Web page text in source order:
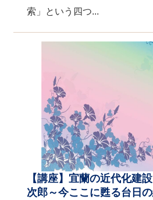
索」という四つ...
【講座】宜蘭の近代化建
次郎 ～今ここに甦る台日